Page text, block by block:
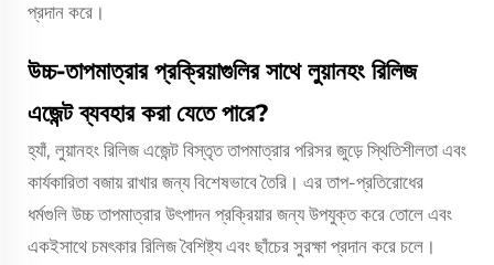
প্রদান করে।
উচ্চ-তাপমাত্রার প্রক্রিয়াগুলির সাথে লুয়ানহং রিলিজ
এজেন্ট ব্যবহার করা যেতে পারে?
হ্যাঁ, লুয়ানহং রিলিজ এজেন্ট বিস্তৃত তাপমাত্রার পরিসর জুড়ে স্থিতিশীলতা এবং
কার্যকারিতা বজায় রাখার জন্য বিশেষভাবে তৈরি। এর তাপ-প্রতিরোধের
ধর্মগুলি উচ্চ তাপমাত্রার উৎপাদন প্রক্রিয়ার জন্য উপযুক্ত করে তোলে এবং
একইসাথে চমৎকার রিলিজ বৈশিষ্ট্য এবং ছাঁচের সুরক্ষা প্রদান করে চলে।